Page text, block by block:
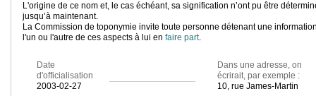
L'origine de ce nom et, le cas échéant, sa signification n’ont pu être
jusqu’à maintenant.
La Commission de toponymie invite toute personne détenant une
l'un ou l'autre de ces aspects à lui en faire part.
Date
d'officialisation
2003-02-27
Dans une adresse, on
écrirait, par exemple :
10, rue James-Martin